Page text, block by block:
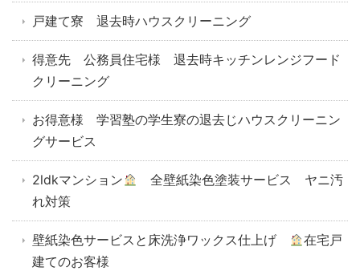
戸建て寮 退去時ハウスクリーニング
得意先 公務員住宅様 退去時キッチンレンジフード
クリーニング
お得意様 学習塾の学生寮の退去じハウスクリーニン
グサービス
2ldkマンション
全壁紙染色塗装サービス ヤニ汚
れ対策
壁紙染色サービスと床洗浄ワックス仕上げ
在宅戸
建てのお客様